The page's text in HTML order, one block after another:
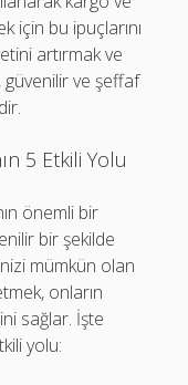
için bu ipuçlarını
artırmak ve
güvenilir ve şeffaf
5 Etkili Yolu
önemli bir
bir şekilde
mümkün olan
onların
sağlar. İşte
yolu: